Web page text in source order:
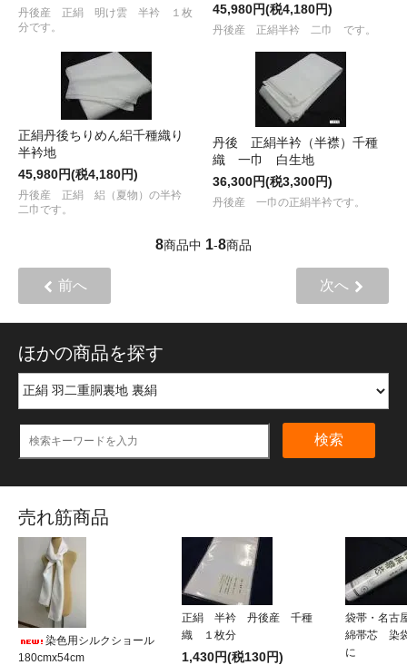
丹後産 正絹 明け雲 半衿 １枚
分です。
45,980円(税4,180円)
丹後産 正絹半衿 二巾 です。
正絹丹後ちりめん絽千種織り
半衿地
45,980円(税4,180円)
丹後産 正絹 絽（夏物）の半衿
二巾です。
丹後 正絹半衿（半襟）千種
織 一巾 白生地
36,300円(税3,300円)
丹後産 一巾の正絹半衿です。
8商品中 1-8商品
前へ 次へ
ほかの商品を探す
検索
売れ筋商品
染色用シルクショール
180cmx54cm
正絹 半衿 丹後産 千種
織 １枚分
1,430円(税130円)
袋帯・名
綿帯芯 染
に